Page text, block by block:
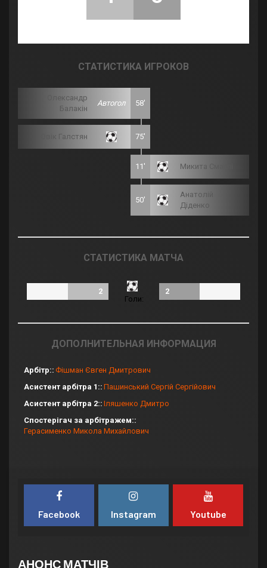
СТАТИСТИКА ИГРОКОВ
Олександр
Балакін
Автогол 58'
Овік Галстян 75'
11' Микита Смаглі
50'
Анатолій
Діденко
СТАТИСТИКА МАТЧА
2
Голи:
2
ДОПОЛНИТЕЛЬНАЯ ИНФОРМАЦИЯ
Арбітр: Фішман Євген Дмитрович
Асистент арбітра 1: Пашинський Сергій Сергійович
Асистент арбітра 2: Іляшенко Дмитро
Спостерігач за арбітражем:
Герасименко Микола Михайлович
Facebook Instagram Youtube
АНОНС МАТЧІВ